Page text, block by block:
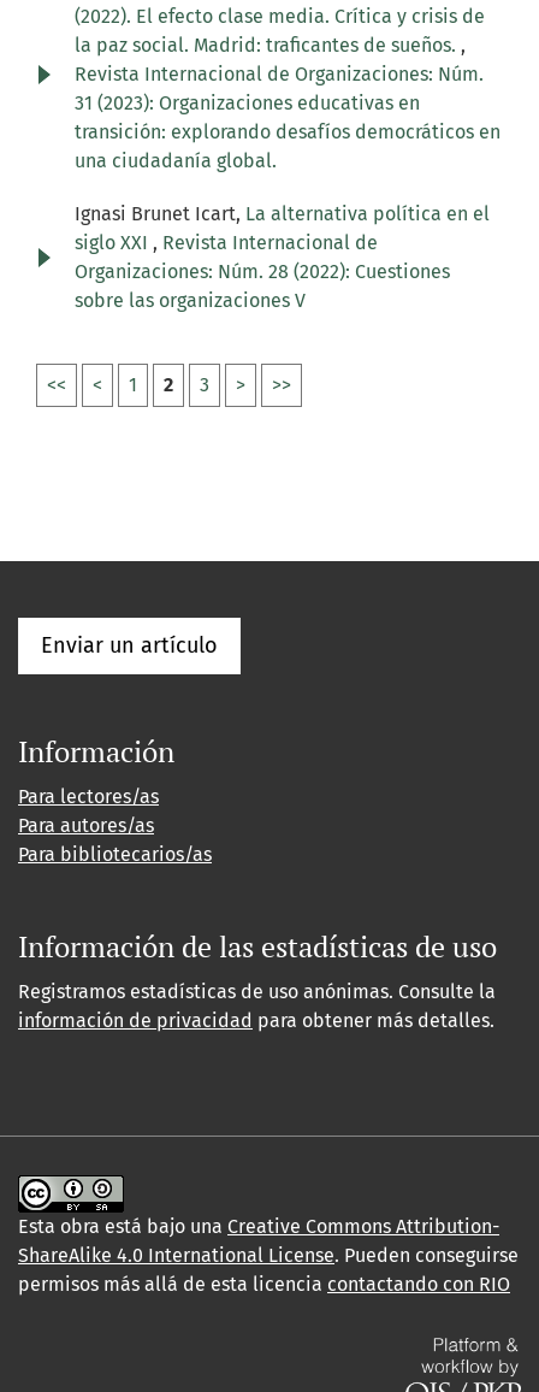
(2022). El efecto clase media. Crítica y crisis de
la paz social. Madrid: traficantes de sueños. ,
Revista Internacional de Organizaciones: Núm.
31 (2023): Organizaciones educativas en
transición: explorando desafíos democráticos en
una ciudadanía global.
Ignasi Brunet Icart, La alternativa política en el
siglo XXI , Revista Internacional de
Organizaciones: Núm. 28 (2022): Cuestiones
sobre las organizaciones V
<< < 1 2 3 > >>
Enviar un artículo
Información
Para lectores/as
Para autores/as
Para bibliotecarios/as
Información de las estadísticas de uso
Registramos estadísticas de uso anónimas. Consulte la
información de privacidad para obtener más detalles.
Esta obra está bajo una Creative Commons Attribution-
ShareAlike 4.0 International License. Pueden conseguirse
permisos más allá de esta licencia contactando con RIO